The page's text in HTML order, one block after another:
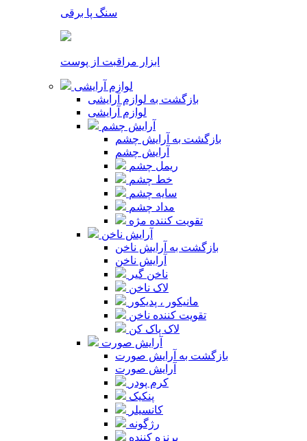
سنگ پا برقی
ابزار مراقبت از پوست
لوازم آرایشی
بازگشت به لوازم آرایشی
لوازم آرایشی
آرایش چشم
بازگشت به آرایش چشم
آرایش چشم
ریمل چشم
خط چشم
سایه چشم
مداد چشم
تقویت کننده مژه
آرایش ناخن
بازگشت به آرایش ناخن
آرایش ناخن
ناخن گیر
لاک ناخن
مانیکور ، پدیکور
تقویت کننده ناخن
لاک پاک کن
آرایش صورت
بازگشت به آرایش صورت
آرایش صورت
کرم پودر
پنکیک
کانسیلر
رژگونه
برنزه کننده